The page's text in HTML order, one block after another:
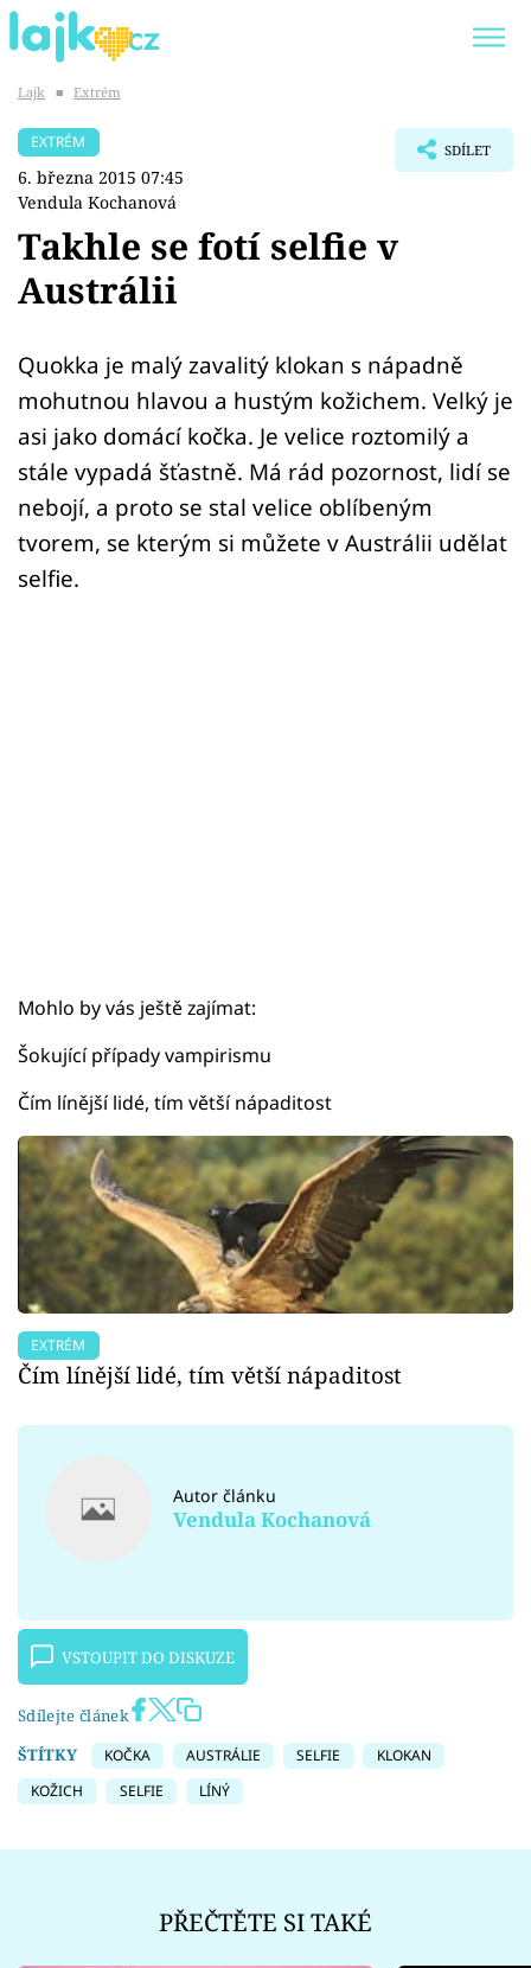
SHOPAHOLICADEL
Témata
Showbyznys
Youtubeři
Virály
Sex a vztahy
Videa
Lajk ■ Extrém
EXTRÉM
6. března 2015 07:45
Vendula Kochanová
SDÍLET
Takhle se fotí selfie v
Austrálii
Quokka je malý zavalitý klokan s nápadně
mohutnou hlavou a hustým kožichem. Velký je
asi jako domácí kočka. Je velice roztomilý a
stále vypadá šťastně. Má rád pozornost, lidí se
nebojí, a proto se stal velice oblíbeným
tvorem, se kterým si můžete v Austrálii udělat
selfie.
Mohlo by vás ještě zajímat:
Šokující případy vampirismu
Čím línější lidé, tím větší nápaditost
EXTRÉM
Čím línější lidé, tím větší nápaditost
Autor článku
Vendula Kochanová
VSTOUPIT DO DISKUZE
Sdílejte článek
ŠTÍTKY
KOČKA AUSTRÁLIE SELFIE
KLOKAN
KOŽICH
SELFIE LÍNÝ
PŘEČTĚTE SI TAKÉ